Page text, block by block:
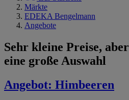
Märkte
EDEKA Bengelmann
Angebote
Sehr kleine Preise, aber
eine große Auswahl
Angebot: Himbeeren